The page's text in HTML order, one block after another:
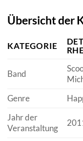
Übersicht der
KATEGORIE
Band
Genre
Jahr der
Veranstaltung